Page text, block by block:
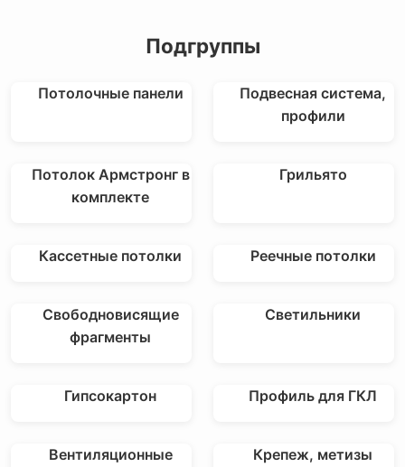
Подгруппы
Потолочные панели
Подвесная система,
профили
Потолок Армстронг в
комплекте
Грильято
Кассетные потолки Реечные потолки
Свободновисящие
фрагменты
Светильники
Гипсокартон Профиль для ГКЛ
Вентиляционные
Крепеж, метизы